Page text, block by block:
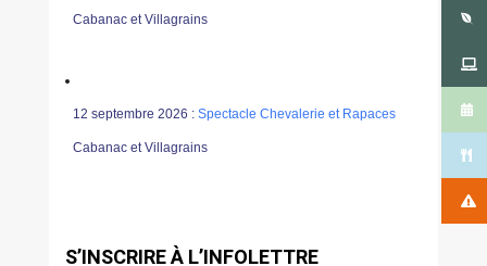
Cabanac et Villagrains
12 septembre 2026 : Spectacle Chevalerie et Rapaces
Cabanac et Villagrains
S’INSCRIRE À L’INFOLETTRE